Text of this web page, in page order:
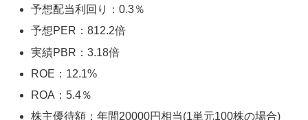
予想配当利回り：0.3％
予想PER：812.2倍
実績PBR：3.18倍
ROE：12.1%
ROA：5.4％
株主優待額：年間20000円相当(1単元100株の場合)